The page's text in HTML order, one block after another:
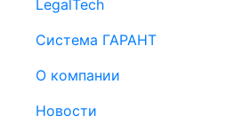
LegalTech
Система ГАРАНТ
О компании
Новости